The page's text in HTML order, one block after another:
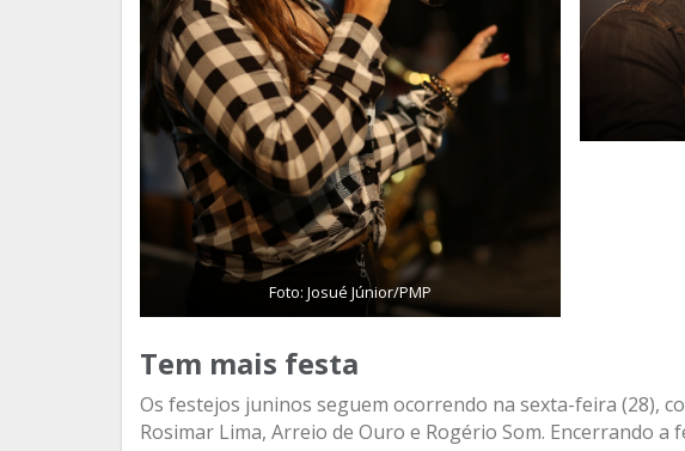
Foto: Josué Júnior/PMP
Tem mais festa
Os festejos juninos seguem ocorrendo na sexta-feira (28),
Rosimar Lima, Arreio de Ouro e Rogério Som. Encerrando a